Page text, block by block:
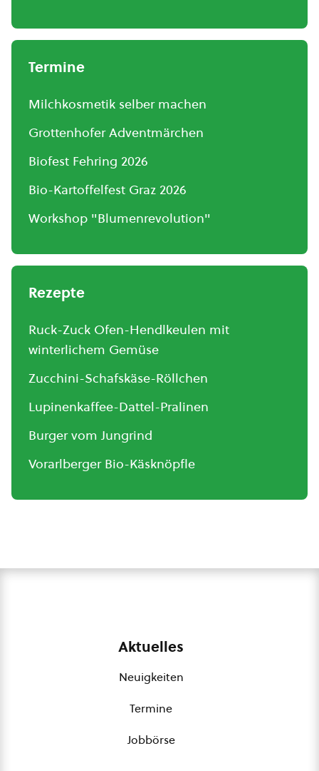
Termine
Milchkosmetik selber machen
Grottenhofer Adventmärchen
Biofest Fehring 2026
Bio-Kartoffelfest Graz 2026
Workshop "Blumenrevolution"
Rezepte
Ruck-Zuck Ofen-Hendlkeulen mit
winterlichem Gemüse
Zucchini-Schafskäse-Röllchen
Lupinenkaffee-Dattel-Pralinen
Burger vom Jungrind
Vorarlberger Bio-Käsknöpfle
Aktuelles
Neuigkeiten
Termine
Jobbörse